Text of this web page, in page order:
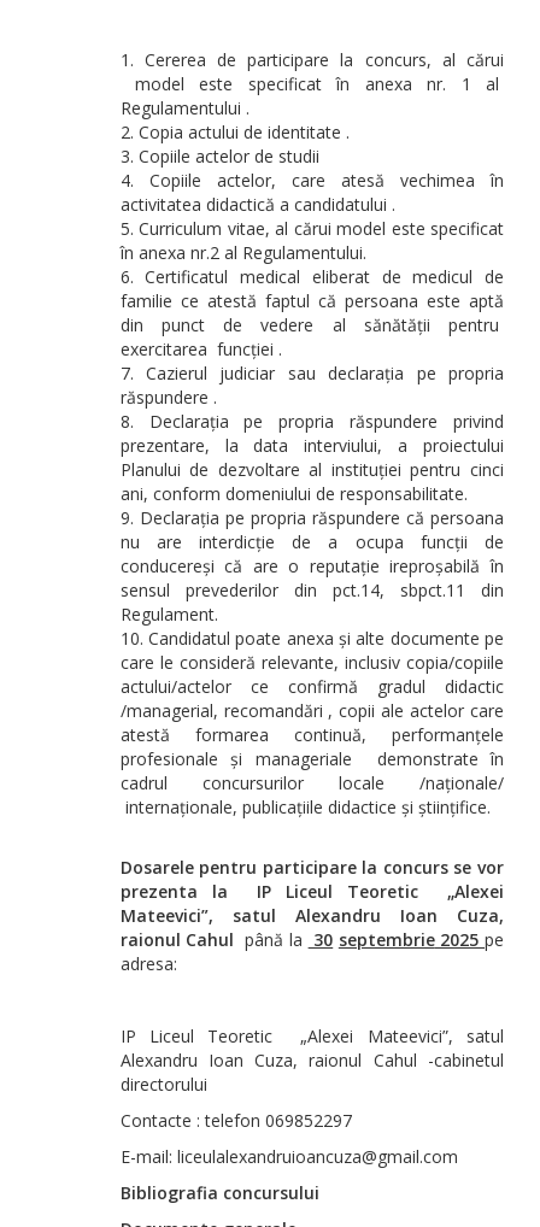
Cererea de participare la concurs, al cărui
model este specificat în anexa nr. 1 al
Regulamentului .
Copia actului de identitate .
Copiile actelor de studii
Copiile actelor, care atesă vechimea în
activitatea didactică a candidatului .
Curriculum vitae, al cărui model este specificat
în anexa nr.2 al Regulamentului.
Certificatul medical eliberat de medicul de
familie ce atestă faptul că persoana este aptă
din punct de vedere al sănătății pentru
exercitarea funcției .
Cazierul judiciar sau declarația pe propria
răspundere .
Declarația pe propria răspundere privind
prezentare, la data interviului, a proiectului
Planului de dezvoltare al instituției pentru cinci
ani, conform domeniului de responsabilitate.
Declarația pe propria răspundere că persoana
nu are interdicție de a ocupa funcții de
conducereși că are o reputație ireproșabilă în
sensul prevederilor din pct.14, sbpct.11 din
Regulament.
Candidatul poate anexa și alte documente pe
care le consideră relevante, inclusiv copia/copiile
actului/actelor ce confirmă gradul didactic
/managerial, recomandări , copii ale actelor care
atestă formarea continuă, performanțele
profesionale și manageriale demonstrate în
cadrul concursurilor locale /naționale/
internaționale, publicațiile didactice și științifice.
Dosarele pentru participare la concurs se vor
prezenta la IP Liceul Teoretic
„Alexei
Mateevici”, satul Alexandru Ioan Cuza,
raionul Cahul până la 30 septembrie2025 pe
adresa:
IP Liceul Teoretic „Alexei Mateevici”, satul
Alexandru Ioan Cuza, raionul Cahul -cabinetul
directorului
Contacte : telefon 069852297
E-mail: liceulalexandruioancuza@gmail.com
Bibliografia concursului